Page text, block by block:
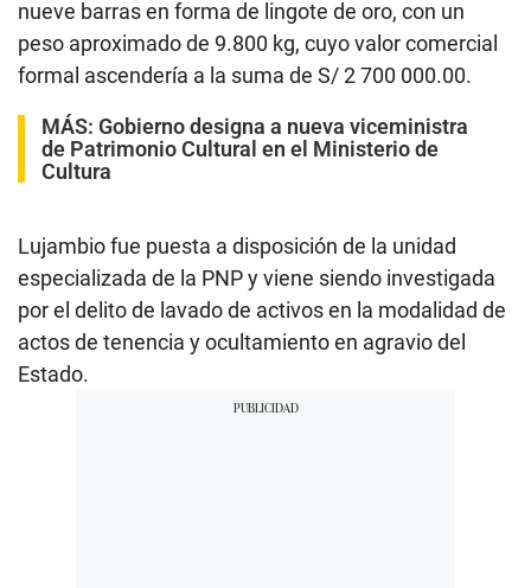
nueve barras en forma de lingote de oro, con un
peso aproximado de 9.800 kg, cuyo valor comercial
formal ascendería a la suma de S/ 2 700 000.00.
MÁS: Gobierno designa a nueva viceministra
de Patrimonio Cultural en el Ministerio de
Cultura
Lujambio fue puesta a disposición de la unidad
especializada de la PNP y viene siendo investigada
por el delito de lavado de activos en la modalidad de
actos de tenencia y ocultamiento en agravio del
Estado.